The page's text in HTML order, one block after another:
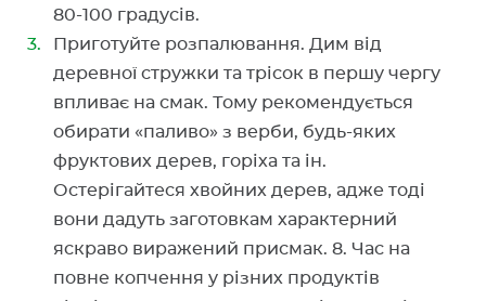
80-100 градусів.
Приготуйте розпалювання. Дим від
деревної стружки та трісок в першу чергу
впливає на смак. Тому рекомендується
обирати «паливо» з верби, будь-яких
фруктових дерев, горіха та ін.
Остерігайтеся хвойних дерев, адже тоді
вони дадуть заготовкам характерний
яскраво виражений присмак. 8. Час на
повне копчення у різних продуктів